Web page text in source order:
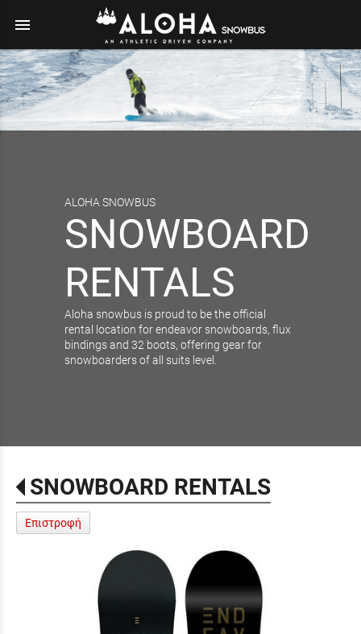
menu
ALOHA SNOWBUS
SNOWBOARD
RENTALS
Aloha snowbus is proud to be the official
rental location for endeavor snowboards, flux
bindings and 32 boots, offering gear for
snowboarders of all suits level.
SNOWBOARD RENTALS
Επιστροφή